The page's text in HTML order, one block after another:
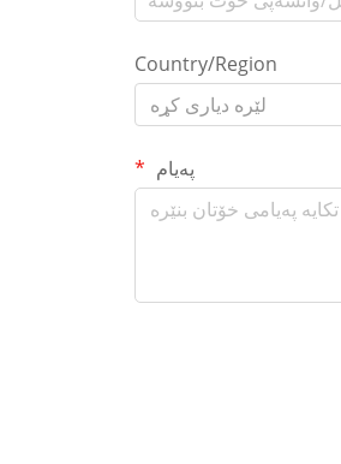
Country/Region
لێرە دیاری کړە
پەیام